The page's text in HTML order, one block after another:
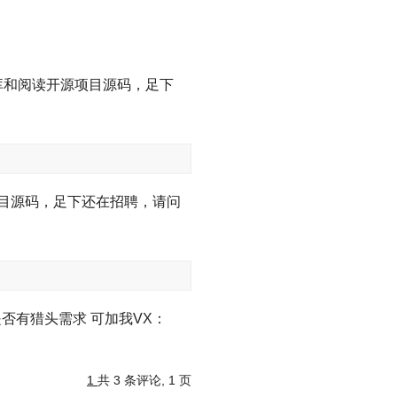
阅读开源项目源码，足下
源码，足下还在招聘，请问
有猎头需求 可加我VX：
1 共 3 条评论, 1 页